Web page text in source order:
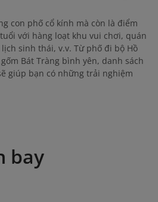
con phố cổ kính mà còn là điểm
với hàng loạt khu vui chơi, quán
sinh thái, v.v. Từ phố đi bộ Hồ
Bát Tràng bình yên, danh sách
giúp bạn có những trải nghiệm
bay